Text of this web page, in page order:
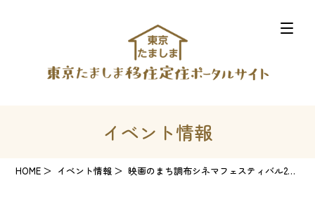
イベント情報
HOME イベント情報 映画のまち調布シネマフェスティバル2026